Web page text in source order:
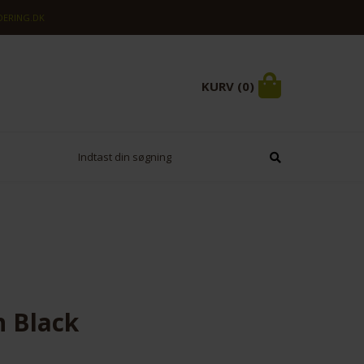
KURV (0)
Black